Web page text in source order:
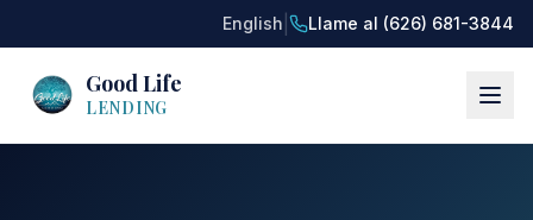
English Llame al (626) 681-3844
Good Life
LENDING